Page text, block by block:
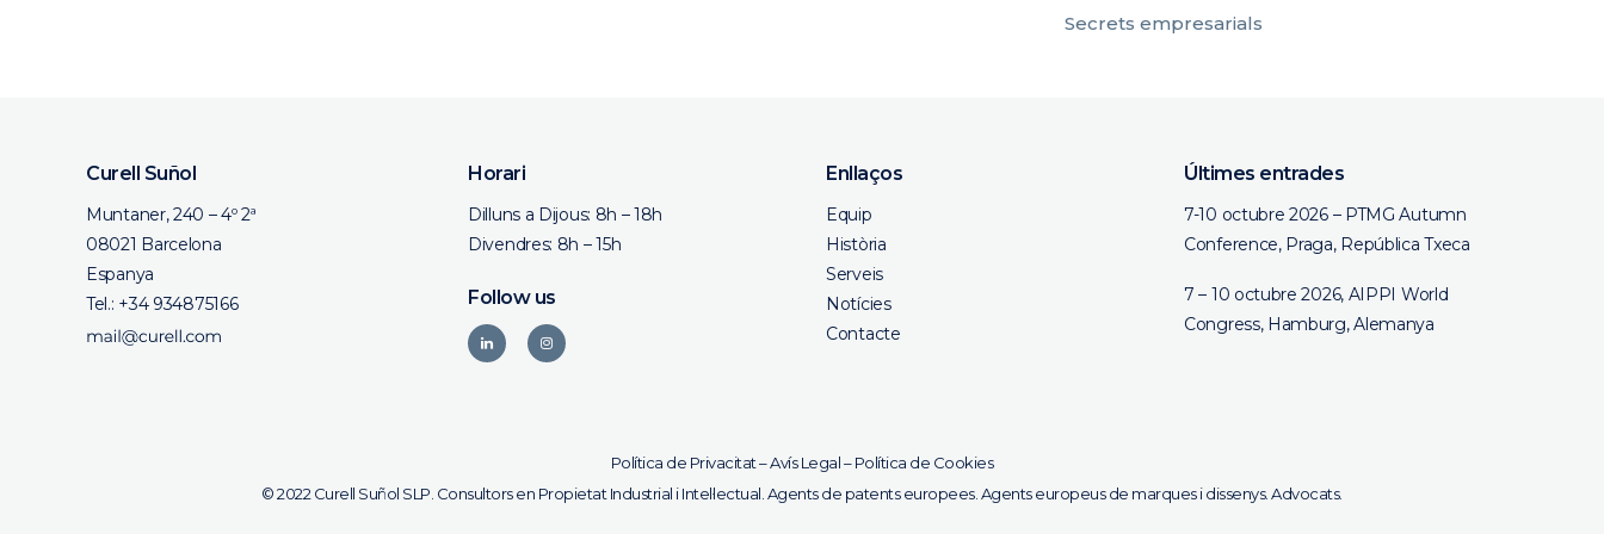
Secrets empresarials
Curell Suñol
Muntaner, 240 – 4º 2ª
08021 Barcelona
Espanya
Tel.: +34 934875166
Horari
Dilluns a Dijous: 8h – 18h
Divendres: 8h – 15h
Follow us
Enllaços
Equip
Història
Serveis
Notícies
Contacte
Últimes entrades
7-10 octubre 2026 – PTMG Autumn
Conference, Praga, República Txeca
7 – 10 octubre 2026, AIPPI World
Congress, Hamburg, Alemanya
Política de Privacitat–Avís Legal–Política de Cookies
© 2022 Curell Suñol SLP. Consultors en Propietat Industrial i Intel·lectual. Agents de patents europees. Agents europeus de marques i dissenys. Advocats.